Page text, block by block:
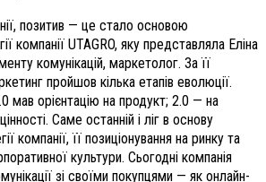
позитив — це стало основою
компанії UTAGRO, яку представляла Еліна
комунікацій, маркетолог. За її
пройшов кілька етапів еволюції.
мав орієнтацію на продукт; 2.0 — на
Саме останній і ліг в основу
компанії, її позиціонування на ринку та
культури. Сьогодні компанія
зі своїми покупцями — як онлайн-